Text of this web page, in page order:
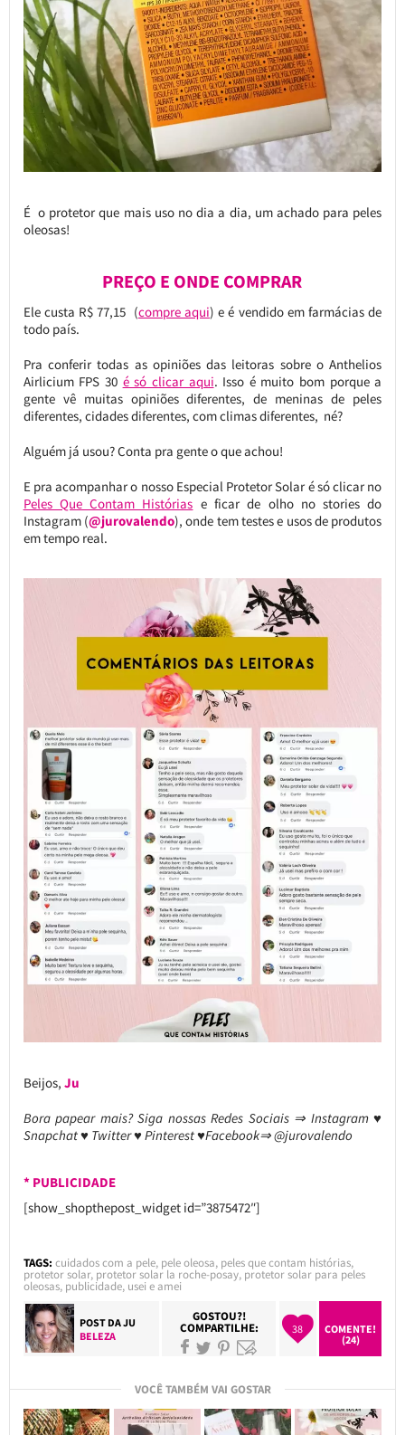
É o protetor que mais uso no dia a dia, um achado para peles
oleosas!
PREÇO E ONDE COMPRAR
Ele custa R$ 77,15 (compre aqui) e é vendido em farmácias de
todo país.
Pra conferir todas as opiniões das leitoras sobre o Anthelios
Airlicium FPS 30 é só clicar aqui. Isso é muito bom porque a
gente vê muitas opiniões diferentes, de meninas de peles
diferentes, cidades diferentes, com climas diferentes, né?
Alguém já usou? Conta pra gente o que achou!
E pra acompanhar o nosso Especial Protetor Solar é só clicar no
Peles Que Contam Histórias e ficar de olho no stories do
Instagram (@jurovalendo), onde tem testes e usos de produtos
em tempo real.
Beijos, Ju
Bora papear mais? Siga nossas Redes Sociais ⇒ Instagram ♥
Snapchat ♥ Twitter ♥ Pinterest ♥Facebook⇒ @jurovalendo
* PUBLICIDADE
[show_shopthepost_widget id=”3875472″]
TAGS: cuidados com a pele, pele oleosa, peles que contam histórias,
protetor solar, protetor solar la roche-posay, protetor solar para peles
oleosas, publicidade, usei e amei
POST DAJU
BELEZA
GOSTOU?!
COMPARTILHE: 38
COMENTE!
(24)
VOCÊ TAMBÉM VAI GOSTAR